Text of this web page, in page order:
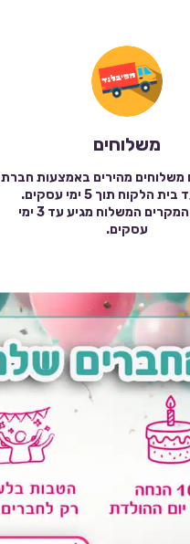
משלוחים
משלוחים מהירים באמצעות חברת
שילוח עד בית הלקוח תוך 5 ימי עסקים.
במרבית המקרים המשלוח מגיע עד 3 ימי
עסקים.